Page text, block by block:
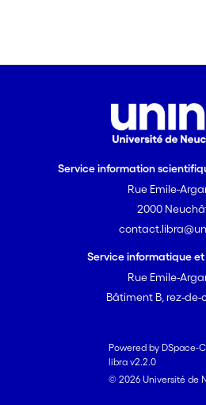
Service information
Rue Emile-
2000
Service informatique
Rue Emile-
Bâtiment B, rez-de-
Powered by DSpace-
libra v2.2.0
© 2026 Université de